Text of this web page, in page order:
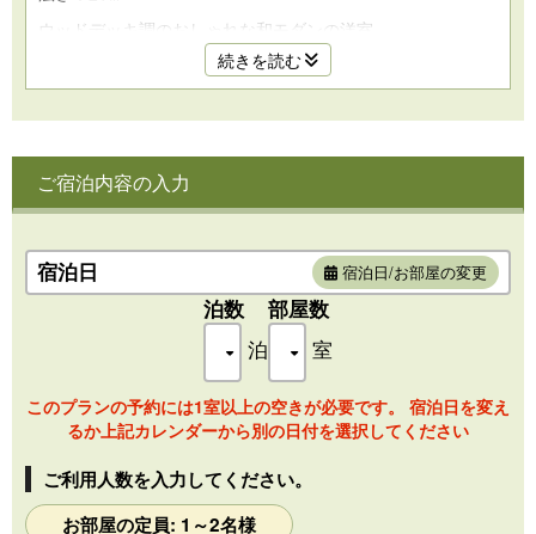
ウッドデッキ調のおしゃれな和モダンの洋室。
ベッドはクイーンサイズ（160センチ）のゆったりサイズ。
カップル、一人旅でのご利用にぴったりのお部屋です。
◆広さ：21㎡
◆洗浄機能付トイレ・洗面台付き（バスなしの為、大浴場を
ご利用ください）
◆空気清浄機をご用意
続きを読む
ご宿泊内容の入力
宿泊日 宿泊日/お部屋の変更
泊数
泊
部屋数
室
このプランの予約には1室以上の空きが必要です。 宿泊日を変え
るか上記カレンダーから別の日付を選択してください
ご利用人数を入力してください。
お部屋の定員: 1～2名様